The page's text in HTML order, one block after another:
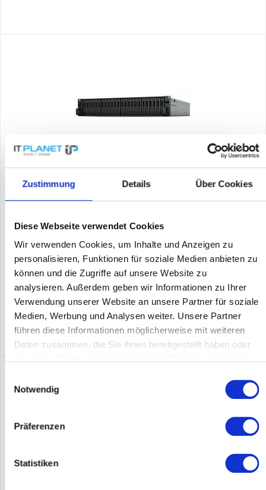
Zustimmung Details Über Cookies
Diese Webseite verwendet Cookies
Wir verwenden Cookies, um Inhalte und Anzeigen zu
personalisieren, Funktionen für soziale Medien anbieten zu
können und die Zugriffe auf unsere Website zu
analysieren. Außerdem geben wir Informationen zu Ihrer
Verwendung unserer Website an unsere Partner für soziale
Medien, Werbung und Analysen weiter. Unsere Partner
führen diese Informationen möglicherweise mit weiteren
Daten zusammen, die Sie ihnen bereitgestellt haben oder
Notwendig
Präferenzen
Statistiken
SYNOLOGY FS3410
Prozessor-Taktfrequenz: 2,1 GHz. Speicherkapazität: 16 GB,
Inhalt1
Preis auf Anfrage
DETAILS